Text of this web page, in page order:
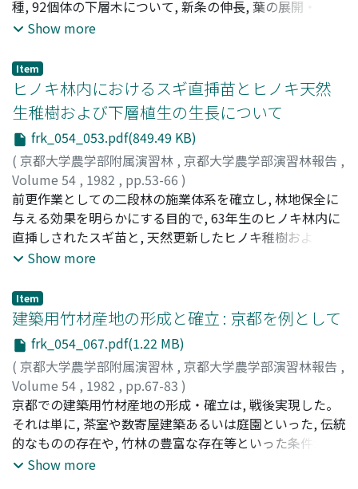
直径) は低下する。この傾向は低濃度処理 (処理3) でも生
育初期より認められる。(Fig. 4)
種, 92個体の下層木について, 新条の伸長, 葉の展開・脱落
を定期的に観察した。本報ではクロモジ (Lindera
季に2次分枝まで伸長させる。樹冠上部の当年軸は1年生枝
(0, 1, 2次軸) の頂芽から伸長した0次軸 (S_00, S_10,
S_20) と当年軸から分枝した1, 2次軸 (S_01, S_02,
S8_11, S_12, S_21, S_22) によって構成される。新条0次
軸の伸長は5月上旬に開始し, 7月中旬に完了した。1次軸
は6月上旬に, 2次軸は7月中旬にそれぞれ伸びはじめた。
前年枝の2次軸の頂芽から伸長した新条は2次分枝をつくら
なかった。1, 2次軸は0次軸より早く伸長を完了した。冬
芽の開舒は, 伸長開始より1週間早く, 5月初旬に認められ
た。0次軸は11月下旬までに全ての葉を落した。1次軸の
葉の展開は伸長開始よりやや遅れて始まった。1次軸は11
のはなかった。平均新条長は0次軸, 1次軸, 2次軸の順で長
く, 総展開葉数も同じ順で多かった。同次軸のなかでは, 由
来する1年生枝の軸の次数が低い程, 平均新条長は長く, 総
展開葉数は多かった。1次分枝率より2次分枝率は低く, 1
次分枝においては, 前年の0次軸の頂芽より伸長したものの
分枝率が最も高く, 1次軸の頂芽より伸長したものがこれに
つづいた。0次軸の新条長20mm付近を境として, 新条長に
対する総展開葉数の比あるいは平均節間長は大きく変化
し, 節間のつまった短枝と長枝の区別が認められた。1年生
枝の2次軸の頂芽から伸長した新条の89％, 1次軸から伸長
Show more
Item
ヒノキ林内におけるスギ直挿苗とヒノキ天然
生稚樹および下層植生の生長について
frk_054_053.pdf(849.49 KB)
( 京都大学農学部附属演習林 , 京都大学農学部演習林報告 ,
Volume 54 , 1982 , pp.53-66 )
赤井, 龍男; 吉村, 健次郎;真鍋, 逸平;上田, 晋之助;石原, 成
樹;Akai, Tatsuo;Yoshimura, Kenjiro;Manabe, Ippei;
Ueda, Shinnosuke;Ishihara;Shigeki;アカイ, タツオ
ムラ, ケンジロウ
前更作業としての二段林の施業体系を確立し, 林地保全に
与える効果を明らかにする目的で, 63年生のヒノキ林内に
直挿しされたスギ苗と, 天然更新したヒノキ稚樹および下
層植生の生長状態と土壌環境を生態学的に解析した (林分
ついても調べた (林分III)。調査は1981年10月, 岐阜県石原
林材山林で行なった。林分I (スギ直挿し) : 上木のヒノキは
1970年以降5年おきに間伐が行なわれ, 現在本数230本/ha,
平均胸高直径35cmでかなり疎開し, 林内平均相対照度は約
31％である。1971年にスギの直挿しが行なわれたが, 相対
照度約5. 6％のスギ林内のもの (林分III) より生長がよく,
年平均樹高生長量は約25cmとなっている。1981年冬雪害
を被り残存本数は約3, 600本/haである。林内には下層植
生が多少繁茂するが, 間伐後天然更新したヒノキ稚樹も多
い。これらを本数調整することによって直掃ししたスギと
Show more
Item
建築用竹材産地の形成と確立 : 京都を例として
frk_054_067.pdf(1.22 MB)
( 京都大学農学部附属演習林 , 京都大学農学部演習林報告 ,
Volume 54 , 1982 , pp.67-83 )
岩井, 吉弥;Iwai, Yoshiya;イワイ, ヨシヤ
京都での建築用竹材産地の形成・確立は, 戦後実現した。
それは単に, 茶室や数寄屋建築あるいは庭園といった, 伝統
的なものの存在や, 竹林の豊富な存在等といった条件が, 京
都に備わっていたということによるのではない。それより
Show more